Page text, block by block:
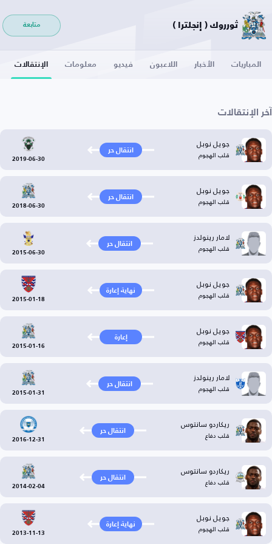
ثورروك ( إنجلترا ) متابعة
المباريات الأخبار اللاعبون فيديو معلومات الإنتقالات
آخر الإنتقالات
جويل نوبل
قلب الهجوم انتقال حر
2019-06-30
جويل نوبل
قلب الهجوم انتقال حر
2018-06-30
لامار رينولدز
قلب الهجوم انتقال حر
2015-06-30
جويل نوبل
قلب الهجوم نهاية إعارة
2015-01-18
جويل نوبل
قلب الهجوم إعارة
2015-01-16
لامار رينولدز
قلب الهجوم انتقال حر
2015-01-31
ريكاردو سانتوس
قلب دفاع انتقال حر
2016-12-31
ريكاردو سانتوس
قلب دفاع انتقال حر
2014-02-04
جويل نوبل
قلب الهجوم نهاية إعارة
2013-11-13